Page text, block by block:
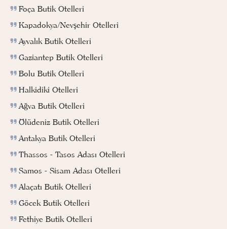
Foça Butik Otelleri
Kapadokya/Nevşehir Otelleri
Ayvalık Butik Otelleri
Gaziantep Butik Otelleri
Bolu Butik Otelleri
Halkidiki Otelleri
Ağva Butik Otelleri
Ölüdeniz Butik Otelleri
Antakya Butik Otelleri
Thassos - Tasos Adası Otelleri
Samos - Sisam Adası Otelleri
Alaçatı Butik Otelleri
Göcek Butik Otelleri
Fethiye Butik Otelleri